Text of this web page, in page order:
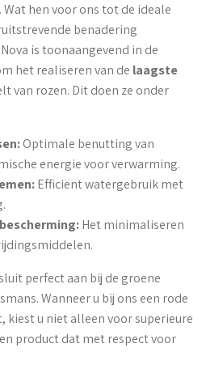
hen voor ons tot de ideale
benadering
is toonaangevend in de
het realiseren van de laagste
van rozen. Dit doen ze onder
Optimale benutting van
energie voor verwarming.
Efficiënt watergebruik met
Het minimaliseren
perfect aan bij de groene
Wanneer u bij ons een rode
kiest u niet alleen voor superieure
product dat met respect voor